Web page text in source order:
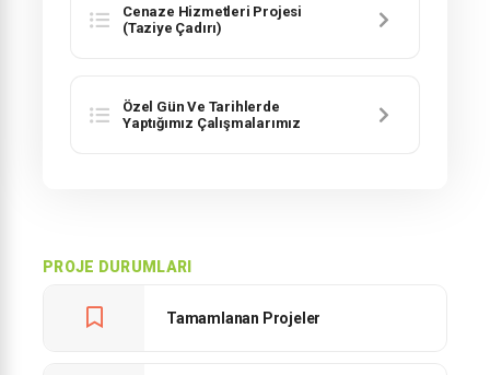
Cenaze Hizmetleri Projesi
(Taziye Çadırı)
Özel Gün Ve Tarihlerde
Yaptığımız Çalışmalarımız
PROJE DURUMLARI
Tamamlanan Projeler